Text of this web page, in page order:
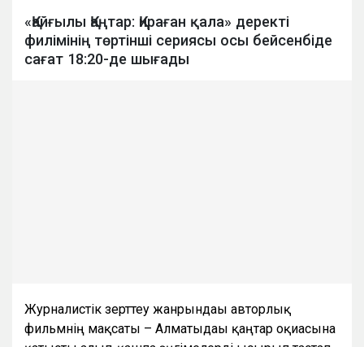
«Қайғылы Қаңтар: Қираған қала» деректі
филімінің төртінші сериясы осы бейсенбіде
сағат 18:20-де шығады
Журналистік зерттеу жанрындағы авторлық
фильмнің мақсаты – Алматыдағы қаңтар оқиғасына